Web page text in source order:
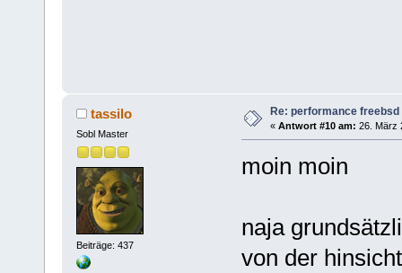
tassilo
Sobl Master
Beiträge: 437
Re: performance
« Antwort #10 am: 26. März
moin moin
naja
von der